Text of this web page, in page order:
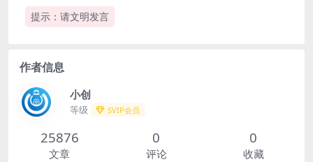
提示：请文明发言
作者信息
小创
等级 SVIP会员
25876
文章
0
评论
0
收藏